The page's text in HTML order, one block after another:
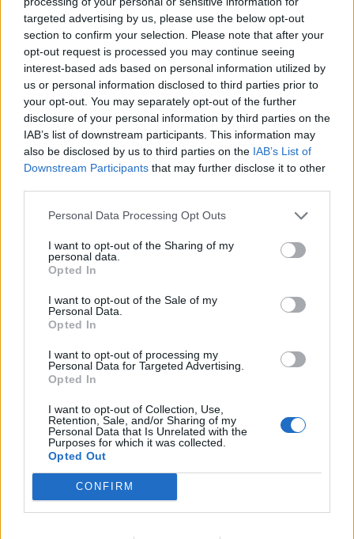
targeted advertising by us, please use the below opt-out
section to confirm your selection. Please note that after your
opt-out request is processed you may continue seeing
interest-based ads based on personal information utilized by
us or personal information disclosed to third parties prior to
your opt-out. You may separately opt-out of the further
disclosure of your personal information by third parties on the
IAB’s list of downstream participants. This information may
also be disclosed by us to third parties on the IAB’s List of
Downstream Participants that may further disclose it to other
Personal Data Processing Opt Outs
I want to opt-out of the Sharing of my
personal data.
Opted In
I want to opt-out of the Sale of my
Personal Data.
Opted In
I want to opt-out of processing my
Personal Data for Targeted Advertising.
Opted In
I want to opt-out of Collection, Use,
Retention, Sale, and/or Sharing of my
Personal Data that Is Unrelated with the
Purposes for which it was collected.
Opted Out
CONFIRM
όταν οι κινητοποιήσεις είχαν σημαδευτεί από βία
επεισόδια, άφησε «τραύματα» και, μαζί με την
πανδημία και τις επακόλουθά της, πυροδότησε
στροφή «στον συντηρητισμό», εκτιμά η πολιτολόγος
Κλαούδια Χάις.
Ο Χοσέ Αντόνιο Καστ είναι γιος γερμανών
μεταναστών στη Χιλή. Ο πατέρας του, μέλος του
ναζιστικού κόμματος στη Βαυαρία, μετανάστευσε
στη χώρα μετά τον Β΄ Παγκόσμιο Πόλεμο κι άνοιξε
μονάδα παραγωγής κρέατος και λουκάνικων.
Αυτός ο γιος μεταναστών έχει αναγγείλει παρ’ όλ’
αυτά πως θα υψώσει τείχη στα σύνορα, θα
αναπτύξει τον στρατό σε περιοχές με υψηλή
εγκληματικότητα και θα απελάσει «όλους» όσοι
βρίσκονται στη Χιλή παράνομα.«Χωρίς ασφάλεια
δεν υπάρχει ειρήνη. Χωρίς ειρήνη δεν υπάρχει
δημοκρατία. Χωρίς δημοκρατία δεν υπάρχει
ελευθερία. Η Χιλή θα ξαναγίνει χώρα ελεύθερη
από το έγκλημα, το άγχος και τον φόβο
», είπε.
Λατινική Αμερικήσε πολιτικούς της δεξιάς που
υπόσχονται κυρίως, ή όχι,«νόμοκαιτάξη»:
ο
Ναγίμπ Μπουκέλε (Ελ Σαλβαδόρ)
Νομπόα (Ισημερινός), οΧαβιέρ Μιλέι (Αργεντινή),
Ροδρίγο Πας (Βολιβία)
σε αυτό το ρεύμα.